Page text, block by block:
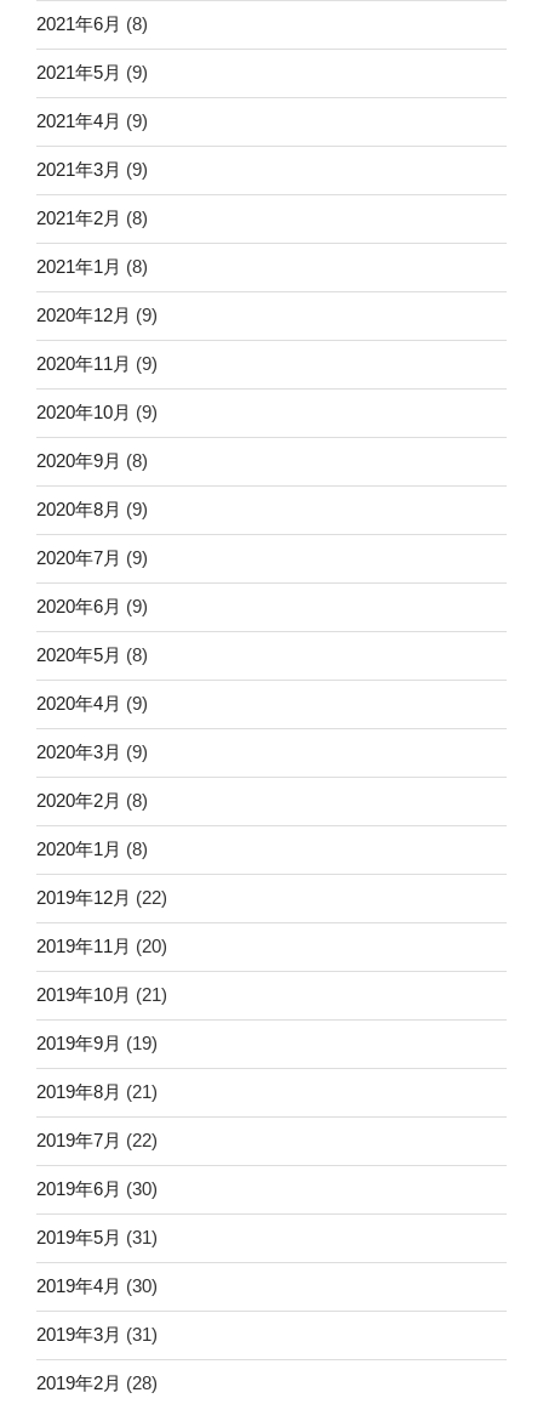
2021年6月 (8)
2021年5月 (9)
2021年4月 (9)
2021年3月 (9)
2021年2月 (8)
2021年1月 (8)
2020年12月 (9)
2020年11月 (9)
2020年10月 (9)
2020年9月 (8)
2020年8月 (9)
2020年7月 (9)
2020年6月 (9)
2020年5月 (8)
2020年4月 (9)
2020年3月 (9)
2020年2月 (8)
2020年1月 (8)
2019年12月 (22)
2019年11月 (20)
2019年10月 (21)
2019年9月 (19)
2019年8月 (21)
2019年7月 (22)
2019年6月 (30)
2019年5月 (31)
2019年4月 (30)
2019年3月 (31)
2019年2月 (28)